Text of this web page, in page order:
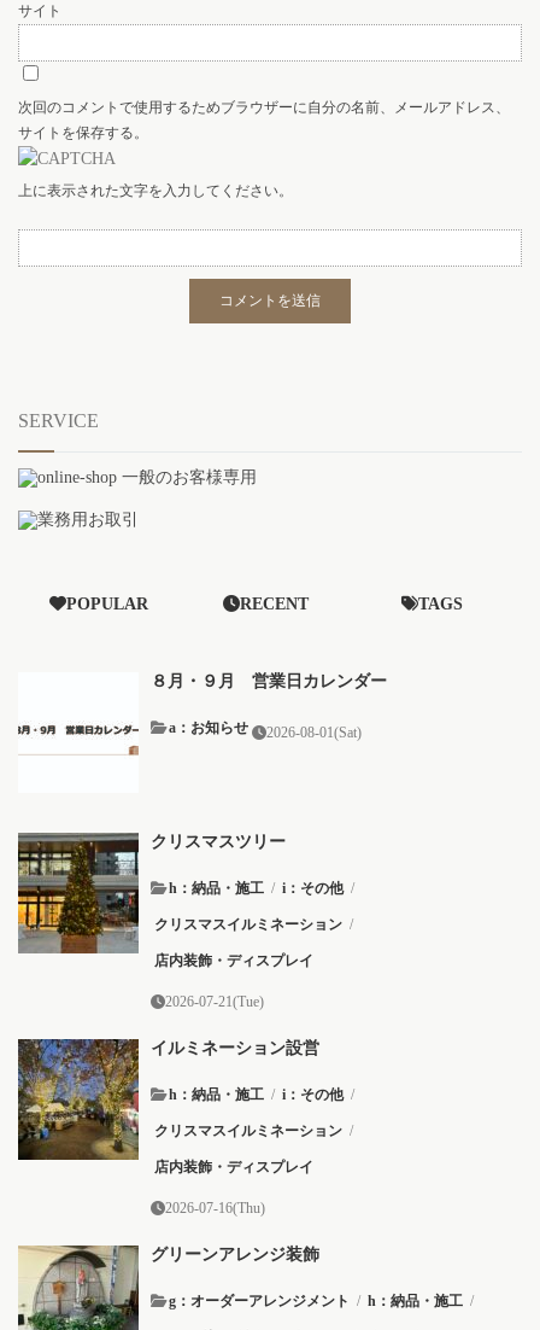
サイト
次回のコメントで使用するためブラウザーに自分の名前、メールアドレス、
サイトを保存する。
上に表示された文字を入力してください。
SERVICE
POPULAR RECENT TAGS
８月・９月 営業日カレンダー
a：お知らせ 2026-08-01(Sat)
クリスマスツリー
h：納品・施工 / i：その他 /
クリスマスイルミネーション /
店内装飾・ディスプレイ
2026-07-21(Tue)
イルミネーション設営
h：納品・施工 / i：その他 /
クリスマスイルミネーション /
店内装飾・ディスプレイ
2026-07-16(Thu)
グリーンアレンジ装飾
g：オーダーアレンジメント / h：納品・施工 /